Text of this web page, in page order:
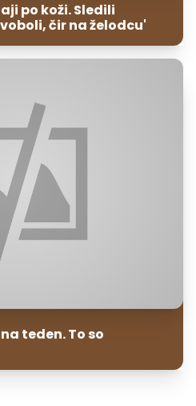
po koži. Sledili
čir na želodcu'
teden. To so